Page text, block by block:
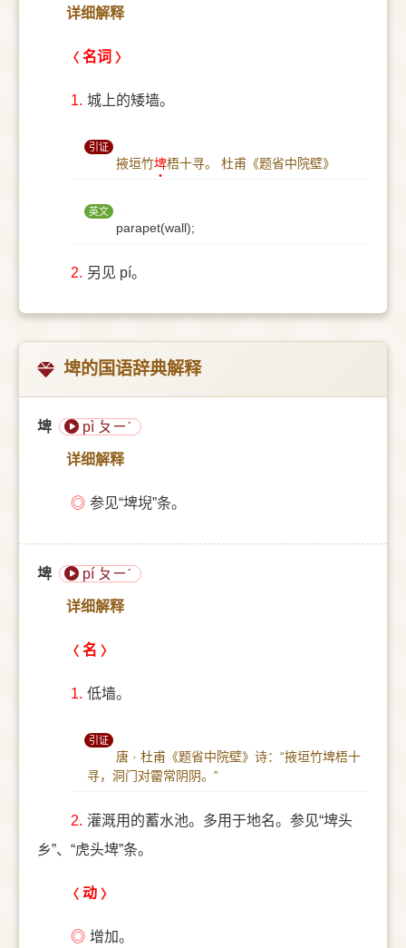
详细解释
名词
1. 城上的矮墙。
引证
掖垣竹埤梧十寻。 杜甫《题省中院壁》
英文
parapet(wall);
2. 另见 pí。
埤的国语辞典解释
埤 pì ㄆㄧˋ
详细解释
◎ 参见“埤堄”条。
埤 pí ㄆㄧˊ
详细解释
名
1. 低墙。
引证
唐 · 杜甫《题省中院壁》诗：“掖垣竹埤梧十
寻，洞门对霤常阴阴。”
2. 灌溉用的蓄水池。多用于地名。参见“埤头
乡”、“虎头埤”条。
动
◎ 增加。